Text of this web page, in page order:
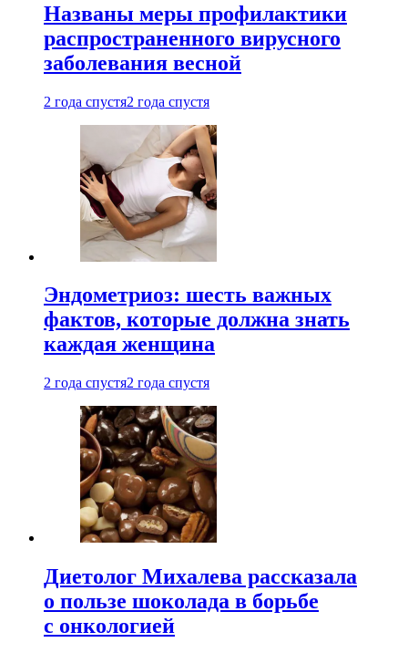
Названы меры профилактики
распространенного вирусного
заболевания весной
2 года спустя2 года спустя
Эндометриоз: шесть важных
фактов, которые должна знать
каждая женщина
2 года спустя2 года спустя
Диетолог Михалева рассказала
о пользе шоколада в борьбе
с онкологией